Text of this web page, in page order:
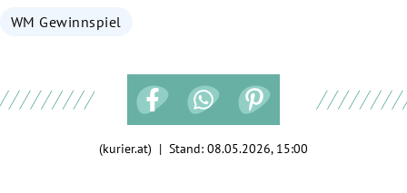
WM Gewinnspiel
(kurier.at) | Stand: 08.05.2026, 15:00